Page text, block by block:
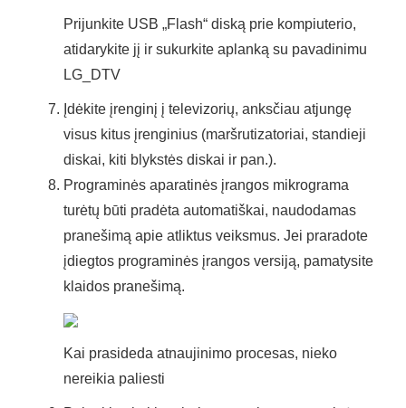
Prijunkite USB „Flash“ diską prie kompiuterio,
atidarykite jį ir sukurkite aplanką su pavadinimu
LG_DTV
Įdėkite įrenginį į televizorių, anksčiau atjungę
visus kitus įrenginius (maršrutizatoriai, standieji
diskai, kiti blykstės diskai ir pan.).
Programinės aparatinės įrangos mikrograma
turėtų būti pradėta automatiškai, naudodamas
pranešimą apie atliktus veiksmus. Jei praradote
įdiegtos programinės įrangos versiją, pamatysite
klaidos pranešimą.
Kai prasideda atnaujinimo procesas, nieko
nereikia paliesti